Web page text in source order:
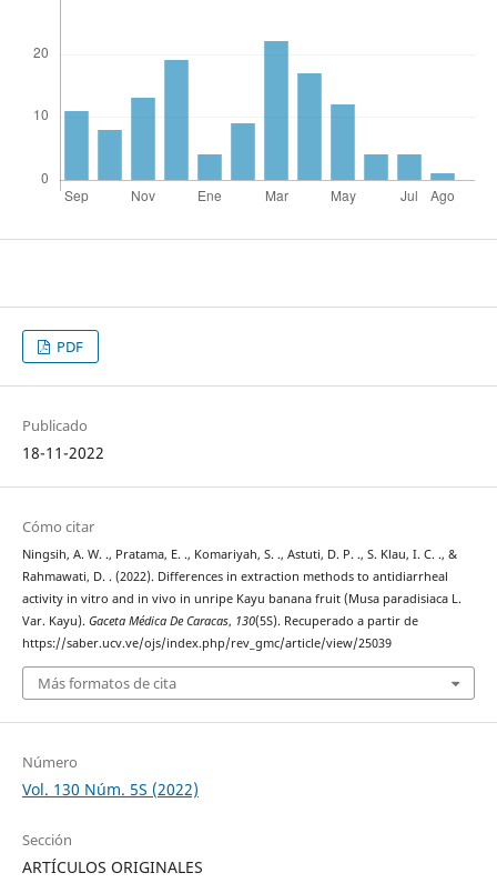
PDF
Publicado
18-11-2022
Cómo citar
Ningsih, A. W. ., Pratama, E. ., Komariyah, S. ., Astuti, D. P. ., S. Klau, I. C. ., &
Rahmawati, D. . (2022). Differences in extraction methods to antidiarrheal
activity in vitro and in vivo in unripe Kayu banana fruit (Musa paradisiaca L.
Var. Kayu). Gaceta Médica De Caracas, 130(5S). Recuperado a partir de
https://saber.ucv.ve/ojs/index.php/rev_gmc/article/view/25039
Más formatos de cita
Número
Vol. 130 Núm. 5S (2022)
Sección
ARTÍCULOS ORIGINALES